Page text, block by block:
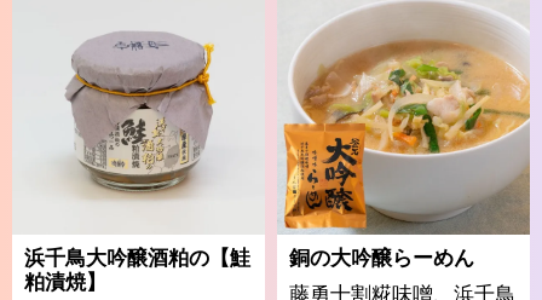
浜千鳥大吟醸酒粕の【鮭
粕漬焼】
銅の大吟醸らーめん
藤勇十割糀味噌、浜千鳥